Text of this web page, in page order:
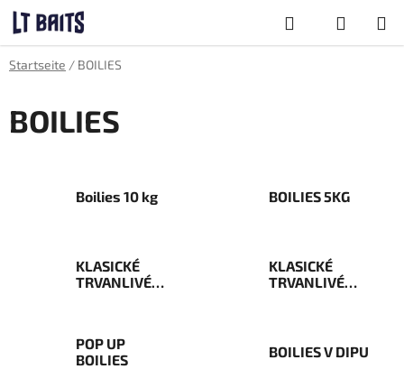
Zum
Inhalt
springen
Startseite / BOILIES
BOILIES
Boilies 10 kg BOILIES 5KG
KLASICKÉ
TRVANLIVÉ
KLASICKÉ
TRVANLIVÉ
POP UP
BOILIES
BOILIES V DIPU